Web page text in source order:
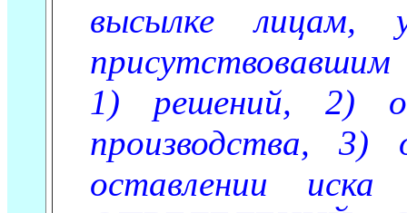
высылке
1) решений, 2)
производства,
оставлении